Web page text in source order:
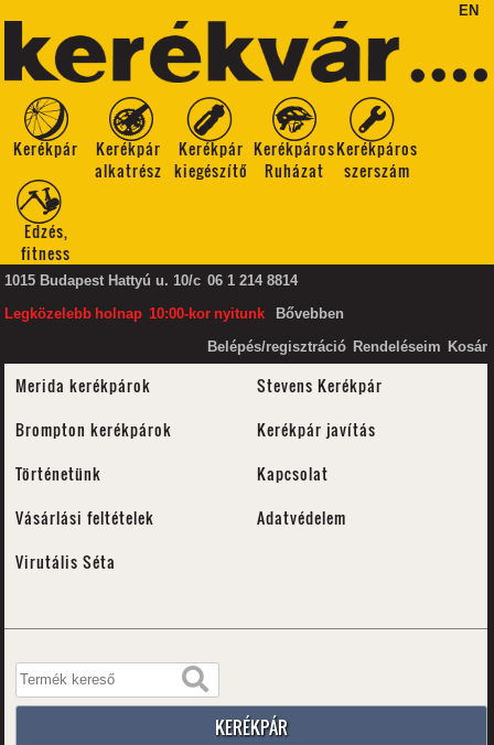
EN
Kerékpár
Kerékpár
alkatrész
Kerékpár
kiegészítő
Kerékpáros
Ruházat
Kerékpáros
szerszám
Edzés,
fitness
1015 Budapest Hattyú u. 10/c 06 1 214 8814
Legközelebb holnap 10:00-kor nyitunk
Bővebben
Belépés/regisztráció Rendeléseim Kosár
Merida kerékpárok
Stevens Kerékpár
Brompton kerékpárok
Kerékpár javítás
Történetünk
Kapcsolat
Vásárlási feltételek
Adatvédelem
Virutális Séta
KERÉKPÁR